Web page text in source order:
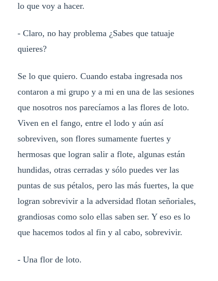
lo que voy a hacer.
- Claro, no hay problema ¿Sabes que tatuaje
quieres?
Se lo que quiero. Cuando estaba ingresada nos
contaron a mi grupo y a mi en una de las sesiones
que nosotros nos parecíamos a las flores de loto.
Viven en el fango, entre el lodo y aún así
sobreviven, son flores sumamente fuertes y
hermosas que logran salir a flote, algunas están
hundidas, otras cerradas y sólo puedes ver las
puntas de sus pétalos, pero las más fuertes, la que
logran sobrevivir a la adversidad flotan señoriales,
grandiosas como solo ellas saben ser. Y eso es lo
que hacemos todos al fin y al cabo, sobrevivir.
- Una flor de loto.